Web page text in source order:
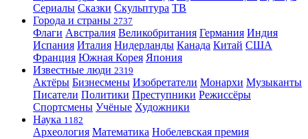
Сериалы Сказки Скульптура ТВ
Города и страны 2737
Флаги Австралия Великобритания Германия Индия
Испания Италия Нидерланды Канада Китай США
Франция Южная Корея Япония
Известные люди 2319
Актёры Бизнесмены Изобретатели Монархи Музыканты
Писатели Политики Преступники Режиссёры
Спортсмены Учёные Художники
Наука 1182
Археология Математика Нобелевская премия